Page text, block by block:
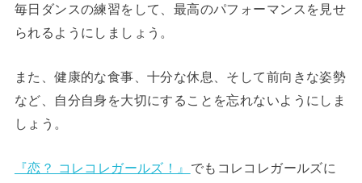
毎日ダンスの練習をして、最高のパフォーマンスを見せ
られるようにしましょう。
また、健康的な食事、十分な休息、そして前向きな姿勢
など、自分自身を大切にすることを忘れないようにしま
しょう。
『恋？ コレコレガールズ！』 でもコレコレガールズに